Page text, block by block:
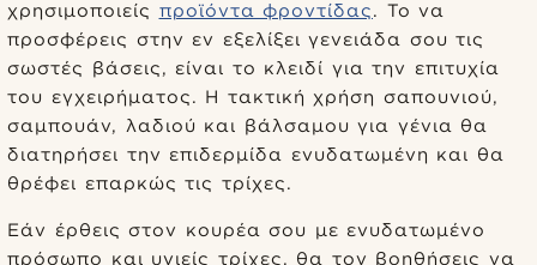
χρησιμοποιείς προϊόντα φροντίδας. Το να
προσφέρεις στην εν εξελίξει γενειάδα σου τις
σωστές βάσεις, είναι το κλειδί για την επιτυχία
του εγχειρήματος. Η τακτική χρήση σαπουνιού,
σαμπουάν, λαδιού και βάλσαμου για γένια θα
διατηρήσει την επιδερμίδα ενυδατωμένη και θα
θρέφει επαρκώς τις τρίχες.
Εάν έρθεις στον κουρέα σου με ενυδατωμένο
πρόσωπο και υγιείς τρίχες, θα τον βοηθήσεις να